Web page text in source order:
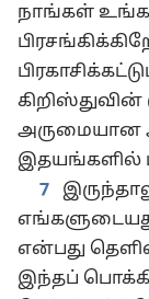
நாங்கள்
கிறிஸ்துவின்
அருமையான
இதயங்களில்
7
என்பது
இந்தப்